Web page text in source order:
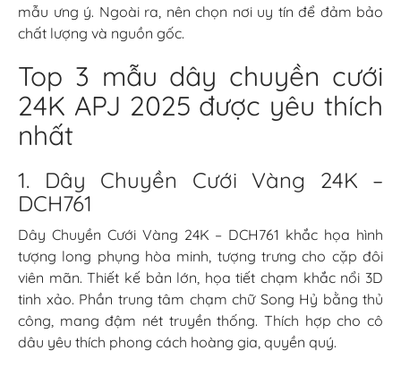
mẫu ưng ý. Ngoài ra, nên chọn nơi uy tín để đảm bảo
chất lượng và nguồn gốc.
Top 3 mẫu dây chuyền cưới
24K APJ 2025 được yêu thích
nhất
1. Dây Chuyền Cưới Vàng 24K –
DCH761
Dây Chuyền Cưới Vàng 24K – DCH761 khắc họa hình
tượng long phụng hòa minh, tượng trưng cho cặp đôi
viên mãn. Thiết kế bản lớn, họa tiết chạm khắc nổi 3D
tinh xảo. Phần trung tâm chạm chữ Song Hỷ bằng thủ
công, mang đậm nét truyền thống. Thích hợp cho cô
dâu yêu thích phong cách hoàng gia, quyền quý.